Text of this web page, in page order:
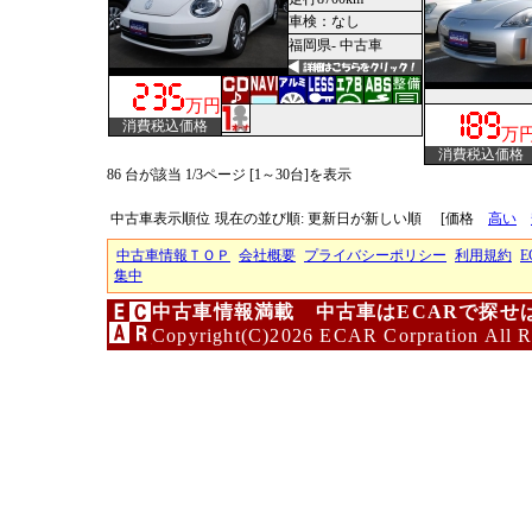
車検：なし
福岡県- 中古車
万円
消費税込価格 万
消費税込価格
86 台が該当 1/3ページ [1～30台]を表示
中古車表示順位 現在の並び順: 更新日が新しい順 [価格 高い
中古車情報ＴＯＰ 会社概要 プライバシーポリシー 利用規約
集中
中古車情報満載 中古車はECARで探せ
Copyright(C)2026 ECAR Corpration All